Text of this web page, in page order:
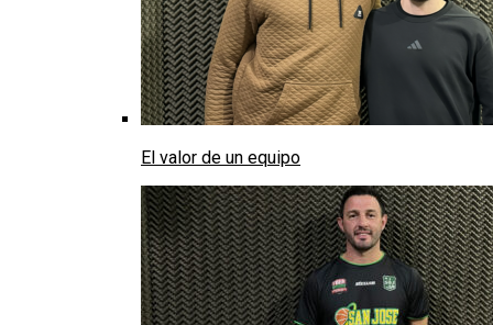
El valor de un equipo